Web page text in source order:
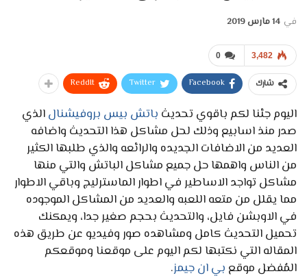
في 14 مارس 2019
0 3,482
شارك Facebook
Twitter
ReddIt
اليوم جئنا لكم باقوي تحديث باتش بيس بروفيشنالالذي
صدر منذ اسابيع وذلك لحل مشاكل هذا التحديث واضافه
العديد من الاضافات الجديده والرائعه والذي طلبها الكثير
من الناس واهمها حل جميع مشاكل الباتش والتي منها
مشاكل تواجد الاساطير في اطوار الماسترليج وباقي الاطوار
مما يقلل من متعه اللعبه والعديد من المشاكل الموجوده
في الاوبشن فايل، والتحديث بحجم صغير جدا، ويمكنك
تحميل التحديث كامل ومشاهده صور وفيديو عن طريق هذه
المقاله التي نكتبها لكم اليوم على موقعنا وموقعكم
المُفضل موقع بي ان جيمز.